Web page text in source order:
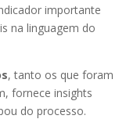
importante
na linguagem do
, tanto os que foram
fornece insights
do processo.